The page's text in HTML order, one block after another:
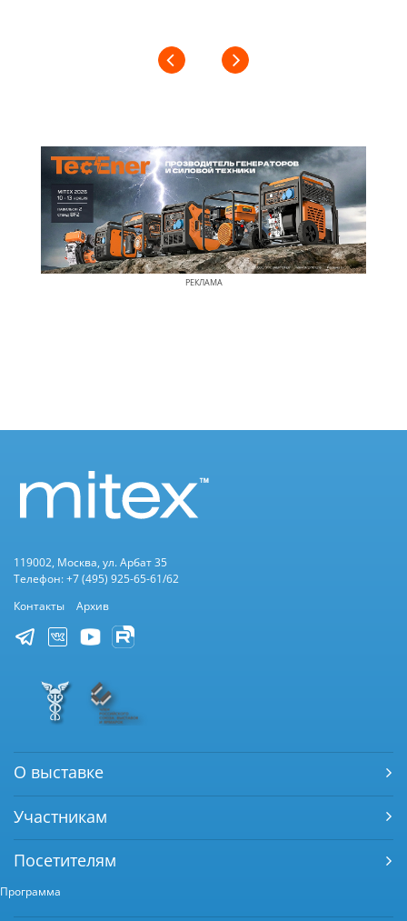
РЕКЛАМА
119002, Москва, ул. Арбат 35
Телефон: +7 (495) 925-65-61/62
Контакты
Архив
О выставке
Участникам
Посетителям
Программа